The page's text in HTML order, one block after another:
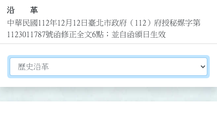
沿 革
中華民國112年12月12日臺北市政府（112）府授秘媒字第
1123011787號函修正全文6點；並自函頒日生效
切換選擇法規資訊內容